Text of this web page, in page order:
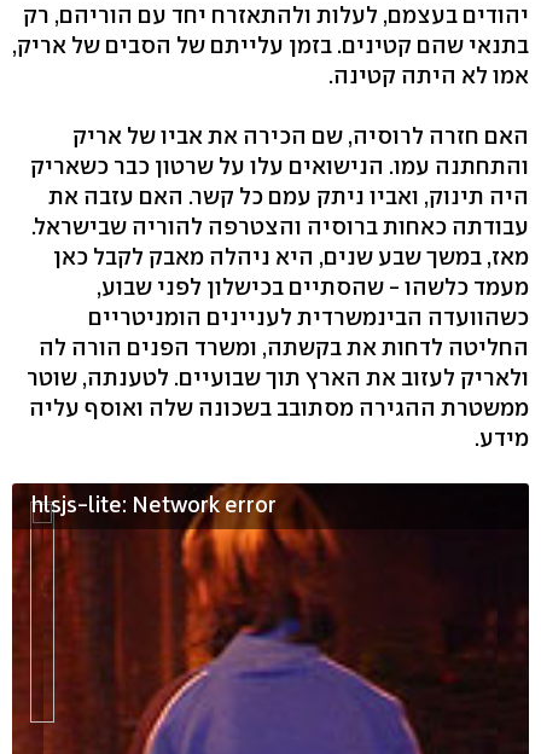
יהודים בעצמם, לעלות ולהתאזרח יחד עם הוריהם, רק
בתנאי שהם קטינים. בזמן עלייתם של הסבים של אריק,
אמו לא היתה קטינה.
האם חזרה לרוסיה, שם הכירה את אביו של אריק
והתחתנה עמו. הנישואים עלו על שרטון כבר כשאריק
היה תינוק, ואביו ניתק עמם כל קשר. האם עזבה את
עבודתה כאחות ברוסיה והצטרפה להוריה שבישראל.
מאז, במשך שבע שנים, היא ניהלה מאבק לקבל כאן
מעמד כלשהו - שהסתיים בכישלון לפני שבוע,
כשהוועדה הבינמשרדית לעניינים הומניטריים
החליטה לדחות את בקשתה, ומשרד הפנים הורה לה
ולאריק לעזוב את הארץ תוך שבועיים. לטענתה, שוטר
ממשטרת ההגירה מסתובב בשכונה שלה ואוסף עליה
מידע.
hlsjs-lite: Network error